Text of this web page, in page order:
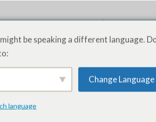
SERVICES ACADÉMIE A
nous vous aider ?
be speaking a different language.
Change Language
language